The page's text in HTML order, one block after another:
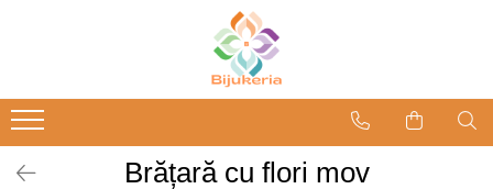
Brățară cu flori mov